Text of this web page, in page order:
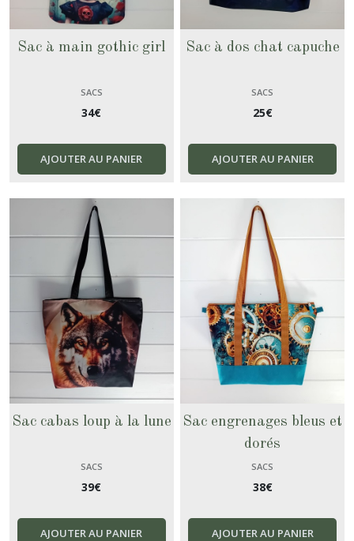
Sac à main gothic girl
SACS
34€
AJOUTER AU PANIER
Sac à dos chat capuche
SACS
25€
AJOUTER AU PANIER
Sac cabas loup à la lune
SACS
39€
AJOUTER AU PANIER
Sac engrenages bleus et
dorés
SACS
38€
AJOUTER AU PANIER